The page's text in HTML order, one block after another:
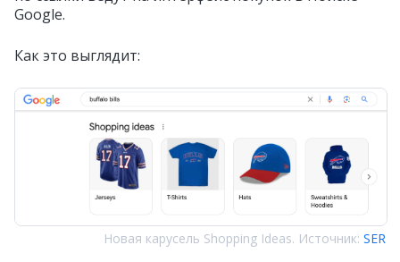
Google.
Как это выглядит:
Новая карусель Shopping Ideas. Источник: SER